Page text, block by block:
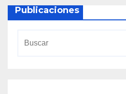
Publicaciones